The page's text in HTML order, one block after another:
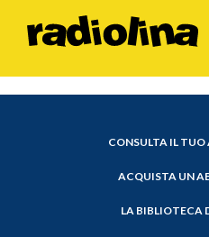
CONSULTA IL
ACQUISTA UN
LA BIBLIOTECA